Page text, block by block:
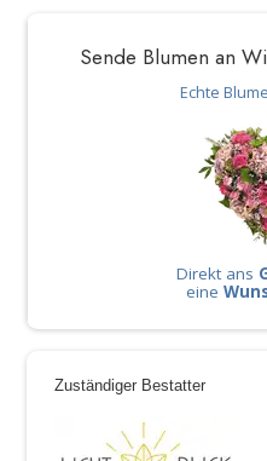
Sende Blumen an
Echte
Direkt ans
eine
Zuständiger Bestatter